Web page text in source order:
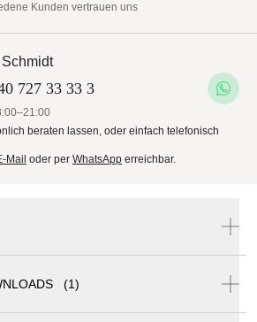
Kunden vertrauen uns
727 33 33 3
beraten lassen, oder einfach telefonisch
Mail oder per WhatsApp erreichbar.
(1)